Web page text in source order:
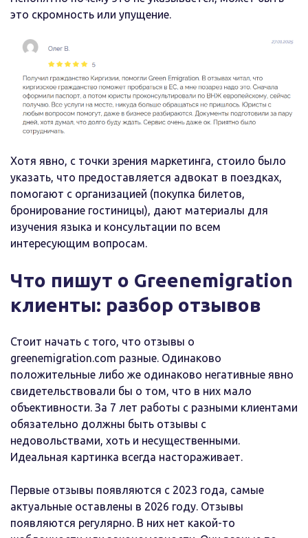
это скромность или упущение.
Хотя явно, с точки зрения маркетинга, стоило было
указать, что предоставляется адвокат в поездках,
помогают с организацией (покупка билетов,
бронирование гостиницы), дают материалы для
изучения языка и консультации по всем
интересующим вопросам.
Что пишут о Greenemigration
клиенты: разбор отзывов
Стоит начать с того, что отзывы о
greenemigration.com разные. Одинаково
положительные либо же одинаково негативные явно
свидетельствовали бы о том, что в них мало
объективности. За 7 лет работы с разными клиентами
обязательно должны быть отзывы с
недовольствами, хоть и несущественными.
Идеальная картинка всегда настораживает.
Первые отзывы появляются с 2023 года, самые
актуальные оставлены в 2026 году. Отзывы
появляются регулярно. В них нет какой-то